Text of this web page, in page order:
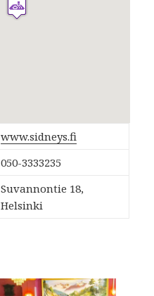
www.sidneys.fi
050-3333235
Suvannontie 18,
Helsinki